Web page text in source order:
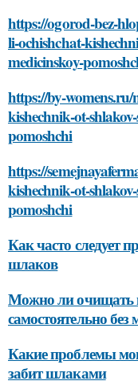
https://ogorod-bez-
li-ochishchat-
medicinskoy-
https://by-
kishechnik-ot-
pomoshchi
https://
kishechnik-ot-
pomoshchi
Как часто следует
шлаков
Можно ли очищать
самостоятельно
Какие проблемы
забит шлаками